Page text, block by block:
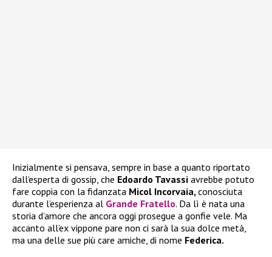
Inizialmente si pensava, sempre in base a quanto riportato
dall’esperta di gossip, che Edoardo Tavassi avrebbe potuto
fare coppia con la fidanzata Micol Incorvaia, conosciuta
durante l’esperienza al Grande Fratello. Da lì è nata una
storia d’amore che ancora oggi prosegue a gonfie vele. Ma
accanto all’ex vippone pare non ci sarà la sua dolce metà,
ma una delle sue più care amiche, di nome Federica.